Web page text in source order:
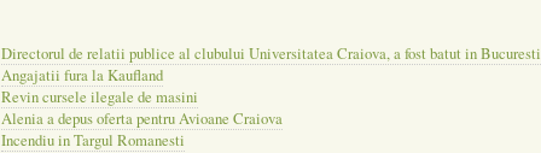
Directorul de relatii publice al clubului Universitatea Craiova, a fost batut in Bucuresti
Angajatii fura la Kaufland
Revin cursele ilegale de masini
Alenia a depus oferta pentru Avioane Craiova
Incendiu in Targul Romanesti